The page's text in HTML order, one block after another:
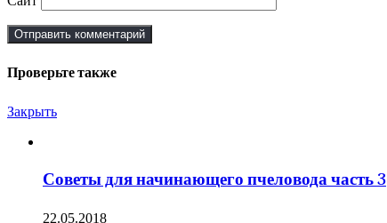
Проверьте также
Закрыть
Советы для начинающего пчеловода часть 3
22.05.2018